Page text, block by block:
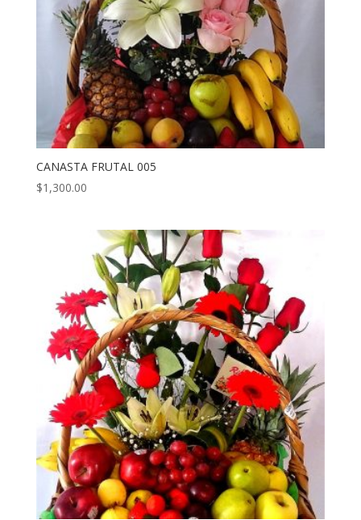
CANASTA FRUTAL 005
$1,300.00